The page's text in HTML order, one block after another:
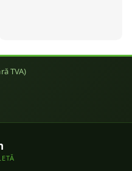
TVA)